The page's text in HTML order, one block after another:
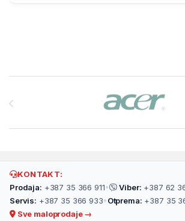
KONTAKT:
Prodaja: +387 35 366 911• Viber: +387 62
Servis: +387 35 366 933• Otprema: +387 35
Sve maloprodaje →